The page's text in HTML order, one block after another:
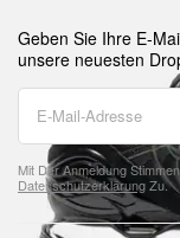
Geben Sie Ihre E-
unsere neuesten
Mit Der Anmeldung
DatenschutzerklärungZu.